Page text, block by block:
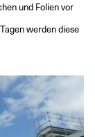
und Folien vor
werden diese